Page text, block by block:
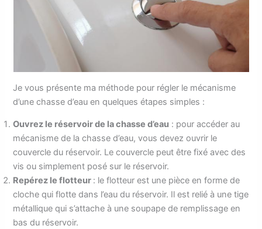
Je vous présente ma méthode pour régler le mécanisme
d’une chasse d’eau en quelques étapes simples :
Ouvrez le réservoir de la chasse d’eau : pour accéder au
mécanisme de la chasse d’eau, vous devez ouvrir le
couvercle du réservoir. Le couvercle peut être fixé avec des
vis ou simplement posé sur le réservoir.
Repérez le flotteur : le flotteur est une pièce en forme de
cloche qui flotte dans l’eau du réservoir. Il est relié à une tige
métallique qui s’attache à une soupape de remplissage en
bas du réservoir.